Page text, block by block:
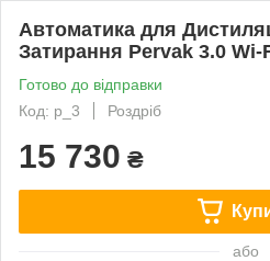
Автоматика для
Затирання Pervak 3.0 Wi-
Готово до відправки
Код: p_3
Роздріб
15 730 ₴
або